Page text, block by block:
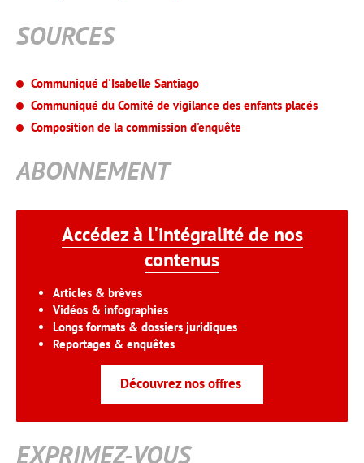
SOURCES
Communiqué d'Isabelle Santiago
Communiqué du Comité de vigilance des enfants placés
Composition de la commission d'enquête
ABONNEMENT
Accédez à l'intégralité de nos
contenus
Articles & brèves
Vidéos & infographies
Longs formats & dossiers juridiques
Reportages & enquêtes
Découvrez nos offres
EXPRIMEZ-VOUS